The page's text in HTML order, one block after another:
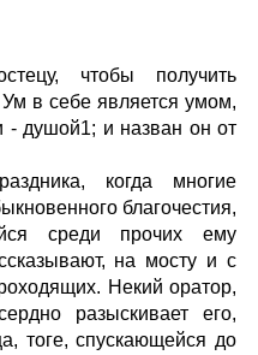
чтобы получить
в себе является умом,
- душой1; и назван он от
когда многие
благочестия,
среди прочих ему
на мосту и с
Некий оратор,
разыскивает его,
тоге, спускающейся до